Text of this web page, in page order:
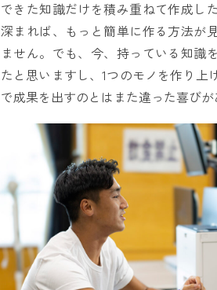
できた知識だけを積み重ねて作成し
深まれば、もっと簡単に作る方法が
ません。でも、今、持っている知識
たと思いますし、1つのモノを作り上
で成果を出すのとはまた違った喜びが